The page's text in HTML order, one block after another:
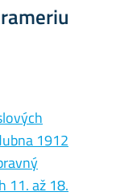
1912
11. až 18.